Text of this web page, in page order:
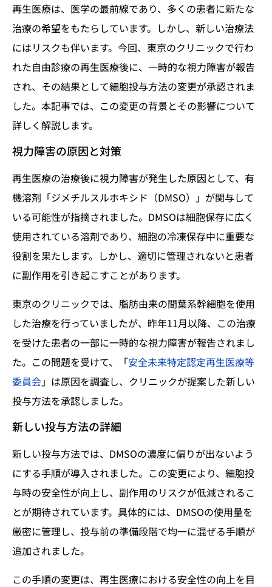
再生医療は、医学の最前線であり、多くの患者に新たな
治療の希望をもたらしています。しかし、新しい治療法
にはリスクも伴います。今回、東京のクリニックで行わ
れた自由診療の再生医療後に、一時的な視力障害が報告
され、その結果として細胞投与方法の変更が承認されま
した。本記事では、この変更の背景とその影響について
詳しく解説します。
視力障害の原因と対策
再生医療の治療後に視力障害が発生した原因として、有
機溶剤「ジメチルスルホキシド（DMSO）」が関与して
いる可能性が指摘されました。DMSOは細胞保存に広く
使用されている溶剤であり、細胞の冷凍保存中に重要な
役割を果たします。しかし、適切に管理されないと患者
に副作用を引き起こすことがあります。
東京のクリニックでは、脂肪由来の間葉系幹細胞を使用
した治療を行っていましたが、昨年11月以降、この治療
を受けた患者の一部に一時的な視力障害が報告されまし
た。この問題を受けて、「安全未来特定認定再生医療等
委員会」は原因を調査し、クリニックが提案した新しい
投与方法を承認しました。
新しい投与方法の詳細
新しい投与方法では、DMSOの濃度に偏りが出ないよう
にする手順が導入されました。この変更により、細胞投
与時の安全性が向上し、副作用のリスクが低減されるこ
とが期待されています。具体的には、DMSOの使用量を
厳密に管理し、投与前の準備段階で均一に混ぜる手順が
追加されました。
この手順の変更は、再生医療における安全性の向上を目